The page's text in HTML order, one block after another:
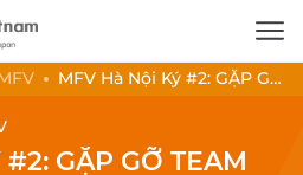
MFV Hà Nội Ký #2: GẶP GỠ
GẶP GỠ TEAM